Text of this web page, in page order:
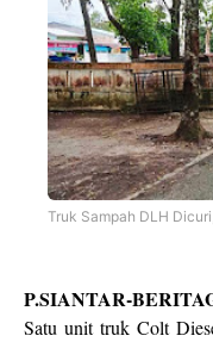
Truk Sampah DLH
P.SIANTAR-
Satu unit truk Colt